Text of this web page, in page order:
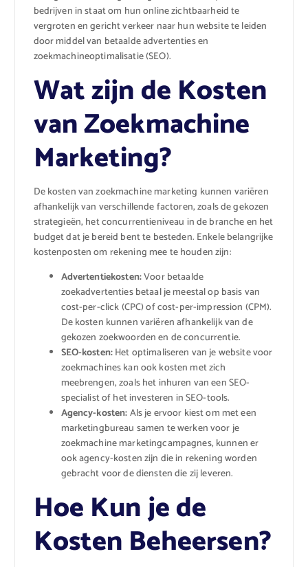
bedrijven in staat om hun online zichtbaarheid te
vergroten en gericht verkeer naar hun website te leiden
door middel van betaalde advertenties en
zoekmachineoptimalisatie (SEO).
Wat zijn de Kosten
van Zoekmachine
Marketing?
De kosten van zoekmachine marketing kunnen variëren
afhankelijk van verschillende factoren, zoals de gekozen
strategieën, het concurrentieniveau in de branche en het
budget dat je bereid bent te besteden. Enkele belangrijke
kostenposten om rekening mee te houden zijn:
Advertentiekosten:Voor betaalde
zoekadvertenties betaal je meestal op basis van
cost-per-click (CPC) of cost-per-impression (CPM).
De kosten kunnen variëren afhankelijk van de
gekozen zoekwoorden en de concurrentie.
SEO-kosten:Het optimaliseren van je website voor
zoekmachines kan ook kosten met zich
meebrengen, zoals het inhuren van een SEO-
specialist of het investeren in SEO-tools.
Agency-kosten:Als je ervoor kiest om met een
marketingbureau samen te werken voor je
zoekmachine marketingcampagnes, kunnen er
ook agency-kosten zijn die in rekening worden
gebracht voor de diensten die zij leveren.
Hoe Kun je de
Kosten Beheersen?